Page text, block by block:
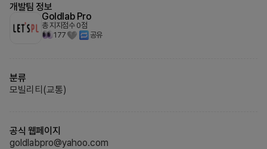
개발팀 정보
Goldlab Pro
총 지지점수 0점
177
공유
분류
모빌리티(교통)
공식 웹페이지
goldlabpro@yahoo.com